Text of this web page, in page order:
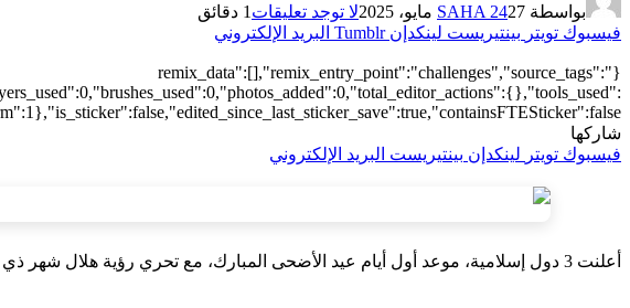
بواسطة SAHA 2427 مايو، 2025 لا توجد تعليقات 1 دقائق
فيسبوك تويتر بينتيريست لينكدإن Tumblr البريد الإلكتروني
{"remix_data":[],"remix_entry_point":"challenges","source_tags":
شاركها
فيسبوك تويتر لينكدإن بينتيريست البريد الإلكتروني
أعلنت 3 دول إسلامية، موعد أول أيام عيد الأضحى المبارك، مع تحري رؤية هلال شهر ذي الحجة اليوم الثلاثاء 27 مايو.